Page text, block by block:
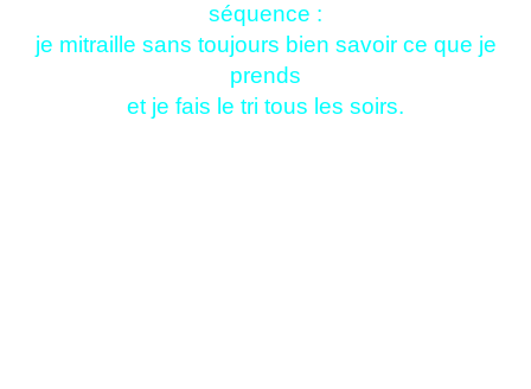
séquence :
je mitraille sans toujours bien savoir ce que je
prends
et je fais le tri tous les soirs.